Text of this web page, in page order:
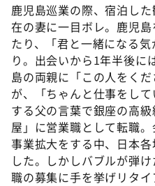
鹿児島巡業の際、宿泊し
在の妻に一目ボレ。鹿児
たり、「君と一緒になる
り。出会いから1年半後に
島の両親に「この人をく
が、「ちゃんと仕事をし
する父の言葉で銀座の高
屋」に営業職として転職
事業拡大をする中、日本
した。しかしバブルが弾
職の募集に手を挙げリタイ